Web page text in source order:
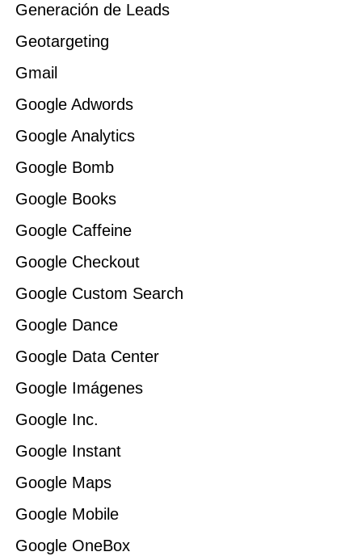
Generación de Leads
Geotargeting
Gmail
Google Adwords
Google Analytics
Google Bomb
Google Books
Google Caffeine
Google Checkout
Google Custom Search
Google Dance
Google Data Center
Google Imágenes
Google Inc.
Google Instant
Google Maps
Google Mobile
Google OneBox